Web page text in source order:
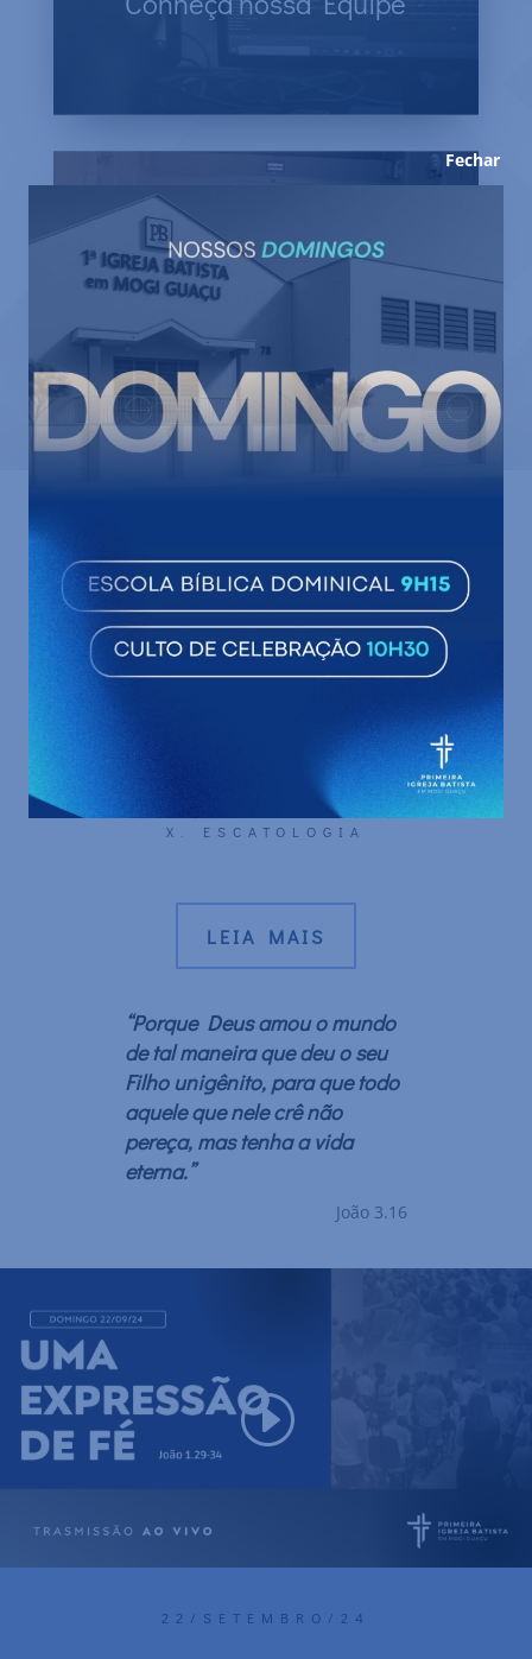
Veja quem cuida da nossa Igreja.
Fale Conosco
Se precisar de alguma informação, entre
em contato.
I. BIBLIOLOGIA
III. CRISTOLOGIA
IV. ANGELOLOGIA
IX. ECLESIOLOGIA
X. ESCATOLOGIA
LEIA MAIS
“Porque Deus amou o mundo
de tal maneira que deu o seu
Filho unigênito, para que todo
aquele que nele crê não
pereça, mas tenha a vida
eterna.”
João 3.16
22/SETEMBRO/24
Fechar